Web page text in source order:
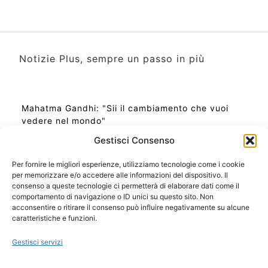
Gestisci Consenso
Per fornire le migliori esperienze, utilizziamo tecnologie come i cookie
per memorizzare e/o accedere alle informazioni del dispositivo. Il
consenso a queste tecnologie ci permetterà di elaborare dati come il
comportamento di navigazione o ID unici su questo sito. Non
acconsentire o ritirare il consenso può influire negativamente su alcune
caratteristiche e funzioni.
Gestisci servizi
Notizie Plus, sempre un passo in più
Mahatma Gandhi: "Sii il cambiamento che vuoi
vedere nel mondo"
Ora Esatta in Italia in questo momento
Ti Senti Strano Ultimamente? Potrebbe Essere per
la Risonanza di Schumann
Come Sapere Se Stai Ascendendo alla Quinta